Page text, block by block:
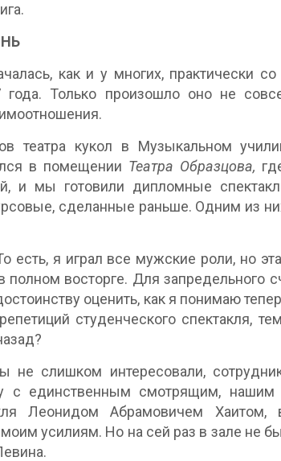
как и у многих, практически
года. Только произошло оно не
театра кукол в Музыкальном
в помещении Театра Образцова,
и мы готовили дипломные
сделанные раньше. Одним из
есть, я играл все мужские роли, но
восторге. Для запредельного
оценить, как я понимаю
студенческого спектакля,
не слишком интересовали,
с единственным смотрящим, нашим
Леонидом Абрамовичем
усилиям. Но на сей раз в зале не